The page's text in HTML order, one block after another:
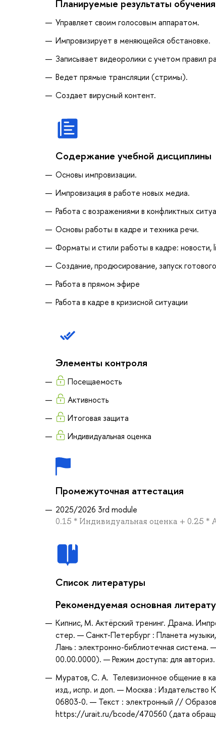
Планируемые результаты обучения
Управляет своим голосовым аппаратом.
Импровизирует в меняющейся обстановке.
Записывает видеоролики с учетом правил
Ведет прямые трансляции (стримы).
Создает вирусный контент.
Содержание учебной дисциплины
Основы импровизации.
Импровизация в работе новых медиа.
Работа с возражениями в конфликтных
Основы работы в кадре и техника речи.
Форматы и стили работы в кадре: новости,
Создание, продюсирование, запуск
Работа в прямом эфире
Работа в кадре в кризисной ситуации
Элементы контроля
Посещаемость
Активность
Итоговая защита
Индивидуальная оценка
Промежуточная аттестация
2025/2026 3rd module
0.15 * Индивидуальная оценка + 0.25 *
Список литературы
Рекомендуемая основная
Кипнис, М. Актёрский тренинг. Драма.
стер. — Санкт-Петербург : Планета
Лань : электронно-библиотечная
00.00.0000). — Режим доступа: для авториз.
Муратов, С. А. Телевизионное общение в
изд., испр. и доп. — Москва :
06803-0. — Текст : электронный //
https://urait.ru/bcode/470560 (дата